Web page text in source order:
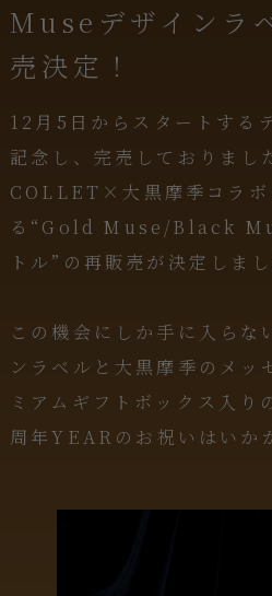
Museデザインラ
売決定！
12月5日からスタートする
記念し、完売しておりま
COLLET×大黒摩季コラボ
る“Gold Muse/Black
トル”の再販売が決定しまし
この機会にしか手に入らな
ンラベルと大黒摩季のメッ
ミアムギフトボックス入り
周年YEARのお祝いはいか